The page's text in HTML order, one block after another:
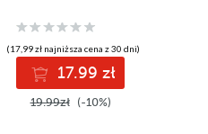
(17,99 zł najniższa cena z 30 dni)
17.99 zł
19.99zł (-10%)